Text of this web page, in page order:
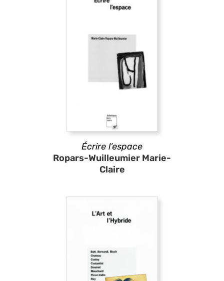
Écrire l’espace
Ropars-Wuilleumier Marie-
Claire